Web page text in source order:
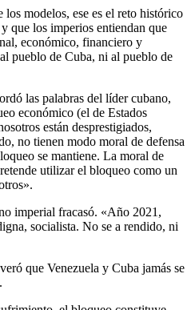
los modelos, ese es el reto histórico
que los imperios entiendan que
económico, financiero y
pueblo de Cuba, ni al pueblo de
las palabras del líder cubano,
económico (el de Estados
están desprestigiados,
no tienen modo moral de defensa
se mantiene. La moral de
utilizar el bloqueo como un
imperial fracasó. «Año 2021,
socialista. No se a rendido, ni
que Venezuela y Cuba jamás se